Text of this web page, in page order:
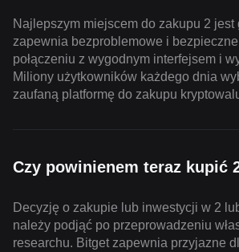
Najlepszym miejscem do zakupu 2 jest
zapewnia bezproblemowe i
połączeniu z wygodnym interfejsem i
Miliony użytkowników każdego dnia
zaufaną platformę do zakupu
Czy powinienem teraz kupić
Decyzję o zakupie lub inwestycji w 2
należy podjąć po przeprowadzeniu
researchu. Bitget zapewnia przyjazne